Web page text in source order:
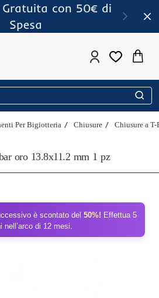
Gratuita con 50€ di
Spesa
oro 13.8x11.2 mm 1 pz
Per Bigiotteria Chiusure Chiusure a T-
è scontato del 50%! Effettua 5
nell’arco di 12 mesi.